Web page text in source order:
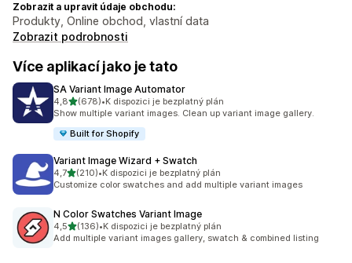
Zobrazit a upravit údaje obchodu:
Produkty, Online obchod, vlastní data
Zobrazit podrobnosti
Více aplikací jako je tato
SA Variant Image Automator
4,8z 5 hvězd
(678)
Celkový počet recenzí: 678
•K dispozici je bezplatný plán
Show multiple variant images. Clean up variant image gallery.
Built for Shopify
Variant Image Wizard + Swatch
4,7z 5 hvězd
(210)
Celkový počet recenzí: 210
•K dispozici je bezplatný plán
Customize color swatches and add multiple variant images
N Color Swatches Variant Image
4,5z 5 hvězd
(136)
Celkový počet recenzí: 136
•K dispozici je bezplatný plán
Add multiple variant images gallery, swatch & combined listing